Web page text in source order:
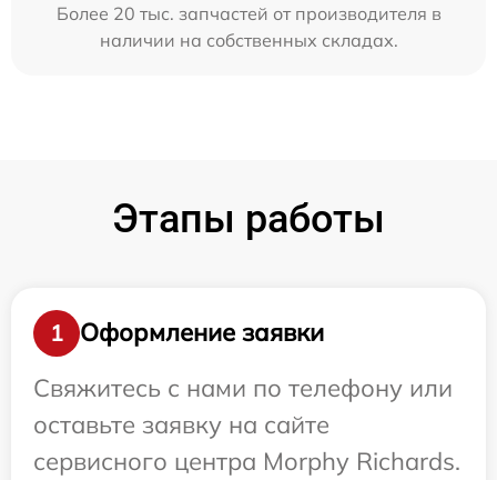
Более 20 тыс. запчастей от производителя в
наличии на собственных складах.
Этапы работы
1
Оформление заявки
Свяжитесь с нами по телефону или
оставьте заявку на сайте
сервисного центра Morphy Richards.